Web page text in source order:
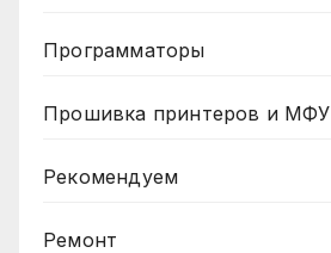
Программаторы
Прошивка принтеров и МФУ
Рекомендуем
Ремонт